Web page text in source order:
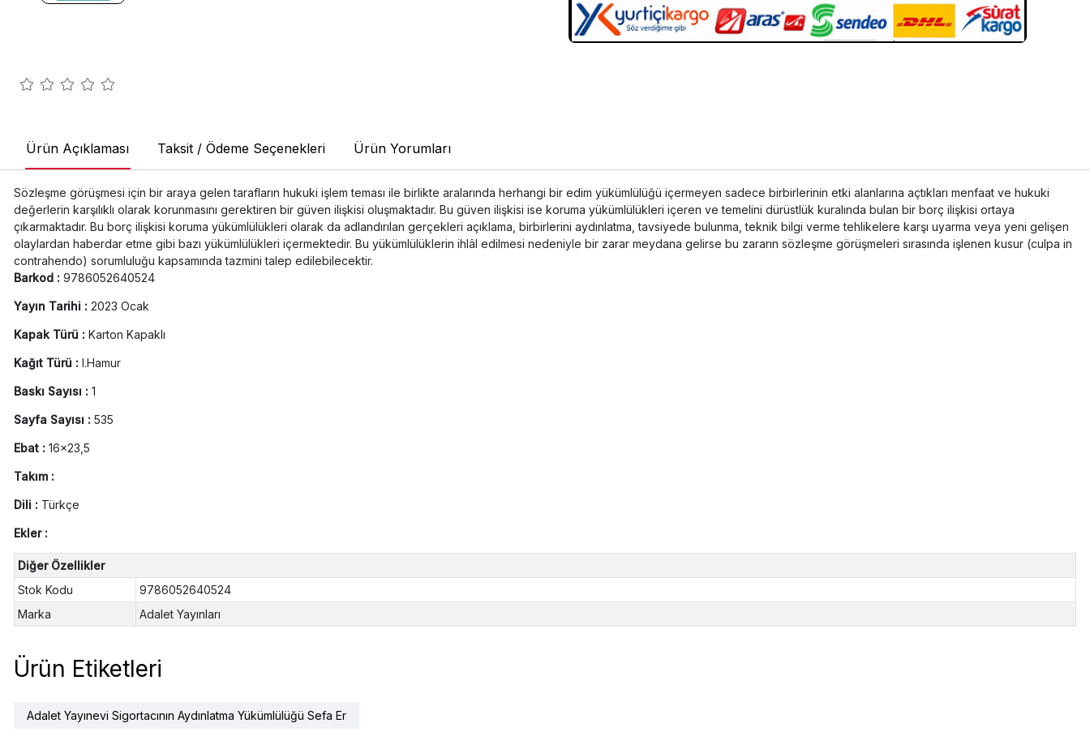
Ürün Açıklaması Taksit / Ödeme Seçenekleri Ürün Yorumları
Sözleşme görüşmesi için bir araya gelen tarafların hukuki işlem teması ile birlikte aralarında herhangi bir edim yükümlülüğü içermeyen sadece birbirlerinin etki alanlarına açtıkları menfaat ve hukuki
değerlerin karşılıklı olarak korunmasını gerektiren bir güven ilişkisi oluşmaktadır. Bu güven ilişkisi ise koruma yükümlülükleri içeren ve temelini dürüstlük kuralında bulan bir borç ilişkisi ortaya
çıkarmaktadır. Bu borç ilişkisi koruma yükümlülükleri olarak da adlandırılan gerçekleri açıklama, birbirlerini aydınlatma, tavsiyede bulunma, teknik bilgi verme tehlikelere karşı uyarma veya yeni gelişen
olaylardan haberdar etme gibi bazı yükümlülükleri içermektedir. Bu yükümlülüklerin ihlâl edilmesi nedeniyle bir zarar meydana gelirse bu zararın sözleşme görüşmeleri sırasında işlenen kusur (culpa in
contrahendo) sorumluluğu kapsamında tazmini talep edilebilecektir.
Barkod : 9786052640524
Yayın Tarihi : 2023 Ocak
Kapak Türü : Karton Kapaklı
Kağıt Türü : I.Hamur
Baskı Sayısı : 1
Sayfa Sayısı : 535
Ebat : 16x23,5
Takım :
Dili : Türkçe
Ekler :
Diğer Özellikler
Stok Kodu
9786052640524
Marka
Adalet Yayınları
Ürün Etiketleri
Adalet Yayınevi Sigortacının Aydınlatma Yükümlülüğü Sefa Er